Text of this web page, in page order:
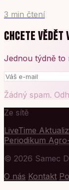
3 min čtení
CHCETE VĚDĚT
Jednou týdně to
Žádný spam.
Ze sítě
LiveTime
Periodikum
© 2026 Samec
O nás Kontakt